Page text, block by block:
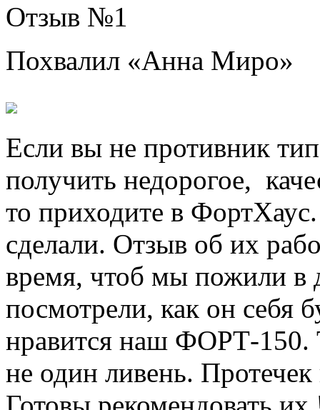
Отзыв №1
Похвалил «Анна Миро»
Если вы не противник
получить недорогое,
то приходите в
сделали. Отзыв об их
время, чтоб мы пожили в
посмотрели, как он себя
нравится наш ФОРТ-
не один ливень.